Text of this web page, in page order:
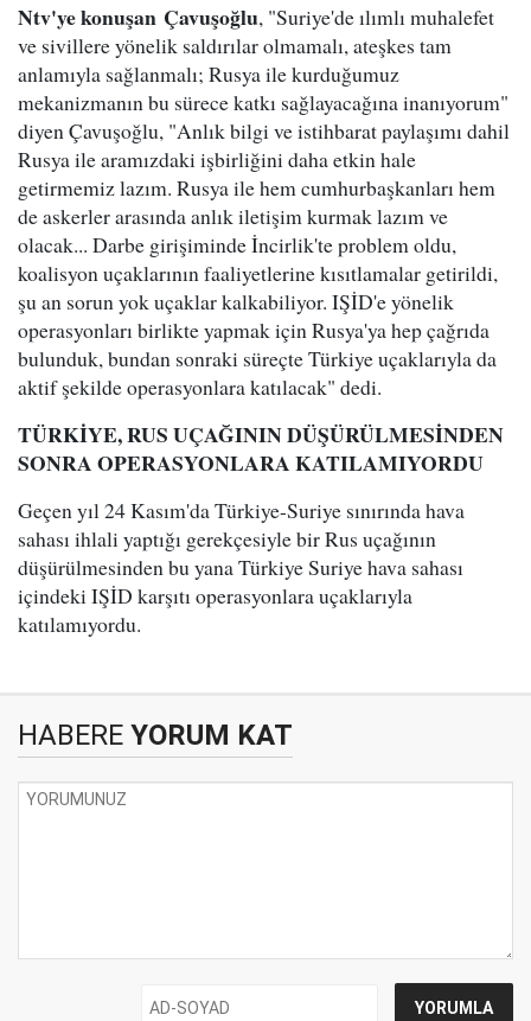
Ntv'ye konuşan Çavuşoğlu, "Suriye'de ılımlı muhalefet
ve sivillere yönelik saldırılar olmamalı, ateşkes tam
anlamıyla sağlanmalı; Rusya ile kurduğumuz
mekanizmanın bu sürece katkı sağlayacağına inanıyorum"
diyen Çavuşoğlu, "Anlık bilgi ve istihbarat paylaşımı dahil
Rusya ile aramızdaki işbirliğini daha etkin hale
getirmemiz lazım. Rusya ile hem cumhurbaşkanları hem
de askerler arasında anlık iletişim kurmak lazım ve
olacak... Darbe girişiminde İncirlik'te problem oldu,
koalisyon uçaklarının faaliyetlerine kısıtlamalar getirildi,
şu an sorun yok uçaklar kalkabiliyor. IŞİD'e yönelik
operasyonları birlikte yapmak için Rusya'ya hep çağrıda
bulunduk, bundan sonraki süreçte Türkiye uçaklarıyla da
aktif şekilde operasyonlara katılacak" dedi.
TÜRKİYE, RUS UÇAĞININ DÜŞÜRÜLMESİNDEN
SONRA OPERASYONLARA KATILAMIYORDU
Geçen yıl 24 Kasım'da Türkiye-Suriye sınırında hava
sahası ihlali yaptığı gerekçesiyle bir Rus uçağının
düşürülmesinden bu yana Türkiye Suriye hava sahası
içindeki IŞİD karşıtı operasyonlara uçaklarıyla
katılamıyordu.
HABERE YORUM KAT